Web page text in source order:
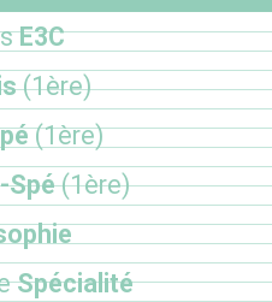
E3C
(1ère)
(1ère)
Spé(1ère)
Spécialité